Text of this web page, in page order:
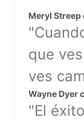
Meryl Streep
que
ves
Wayne Dyer
"El